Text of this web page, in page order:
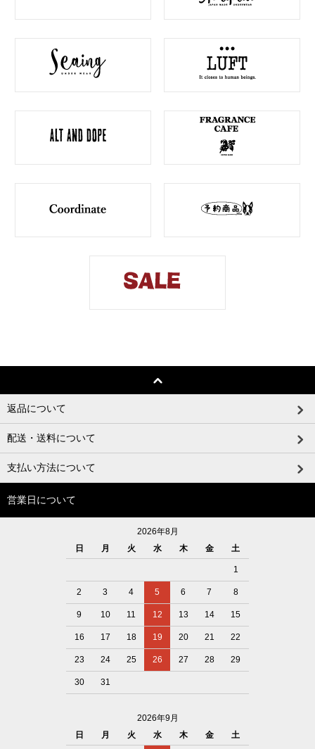
返品について
配送・送料について
支払い方法について
営業日について
2026年8月
日
月 火 水 木 金 土
1
2 3 4 5 6 7 8
9 10 11 12 13 14 15
16 17 18 19 20 21 22
23 24 25 26 27 28 29
30 31
2026年9月
日
月 火 水 木 金 土